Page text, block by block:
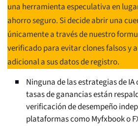
una herramienta especulativa en
ahorro seguro. Si decide abrir una
únicamente a través de nuestro
verificado para evitar clones falsos y
adicional a sus datos de registro.
Ninguna de las estrategias de
tasas de ganancias están
verificación de desempeño
plataformas como Myfxbook o